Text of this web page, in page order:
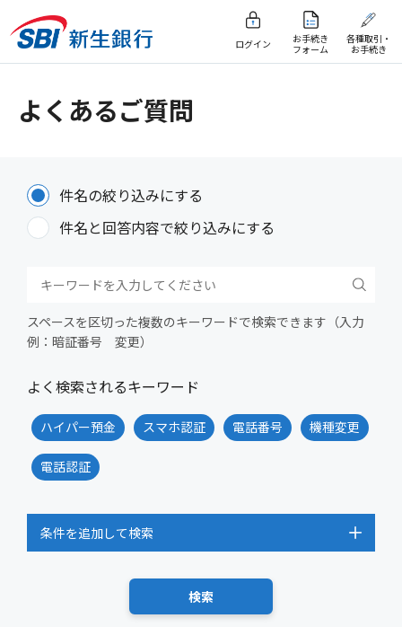
ログイン
お手続き
フォーム
各種取引・
お手続き
よくあるご質問
件名の絞り込みにする
件名と回答内容で絞り込みにする
スペースを区切った複数のキーワードで検索できます（入力
例：暗証番号 変更）
よく検索されるキーワード
ハイパー預金 スマホ認証 電話番号 機種変更
電話認証
条件を追加して検索